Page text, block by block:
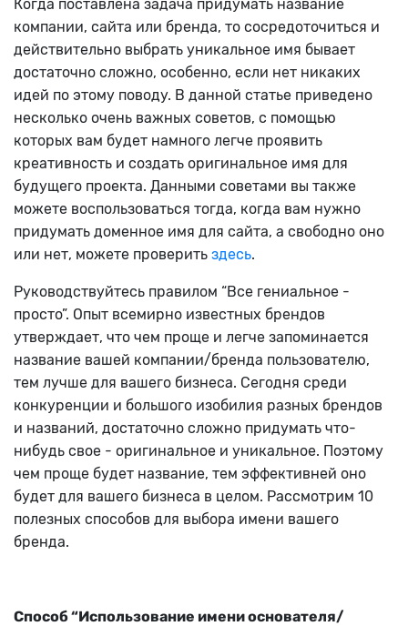
Когда поставлена задача придумать название
компании, сайта или бренда, то сосредоточиться и
действительно выбрать уникальное имя бывает
достаточно сложно, особенно, если нет никаких
идей по этому поводу. В данной статье приведено
несколько очень важных советов, с помощью
которых вам будет намного легче проявить
креативность и создать оригинальное имя для
будущего проекта. Данными советами вы также
можете воспользоваться тогда, когда вам нужно
придумать доменное имя для сайта, а свободно оно
или нет, можете проверить здесь.
Руководствуйтесь правилом “Все гениальное -
просто”. Опыт всемирно известных брендов
утверждает, что чем проще и легче запоминается
название вашей компании/бренда пользователю,
тем лучше для вашего бизнеса. Сегодня среди
конкуренции и большого изобилия разных брендов
и названий, достаточно сложно придумать что-
нибудь свое - оригинальное и уникальное. Поэтому
чем проще будет название, тем эффективней оно
будет для вашего бизнеса в целом. Рассмотрим 10
полезных способов для выбора имени вашего
бренда.
Способ “Использование имени основателя/